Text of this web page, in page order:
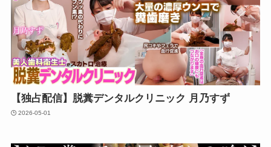
【独占配信】脱糞デンタルクリニック 月乃すず
2026-05-01